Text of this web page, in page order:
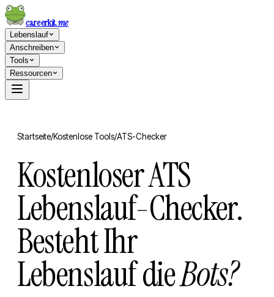
careerkit.me
Lebenslauf
Anschreiben
Tools
Ressourcen
Startseite/Kostenlose Tools/ATS-Checker
Kostenloser ATS
Lebenslauf-Checker.
Besteht Ihr
Lebenslauf dieBots?